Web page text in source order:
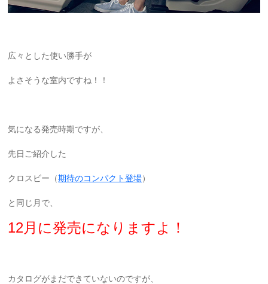
広々とした使い勝手が
よさそうな室内ですね！！
気になる発売時期ですが、
先日ご紹介した
クロスビー（期待のコンパクト登場）
と同じ月で、
12月に発売になりますよ！
カタログがまだできていないのですが、